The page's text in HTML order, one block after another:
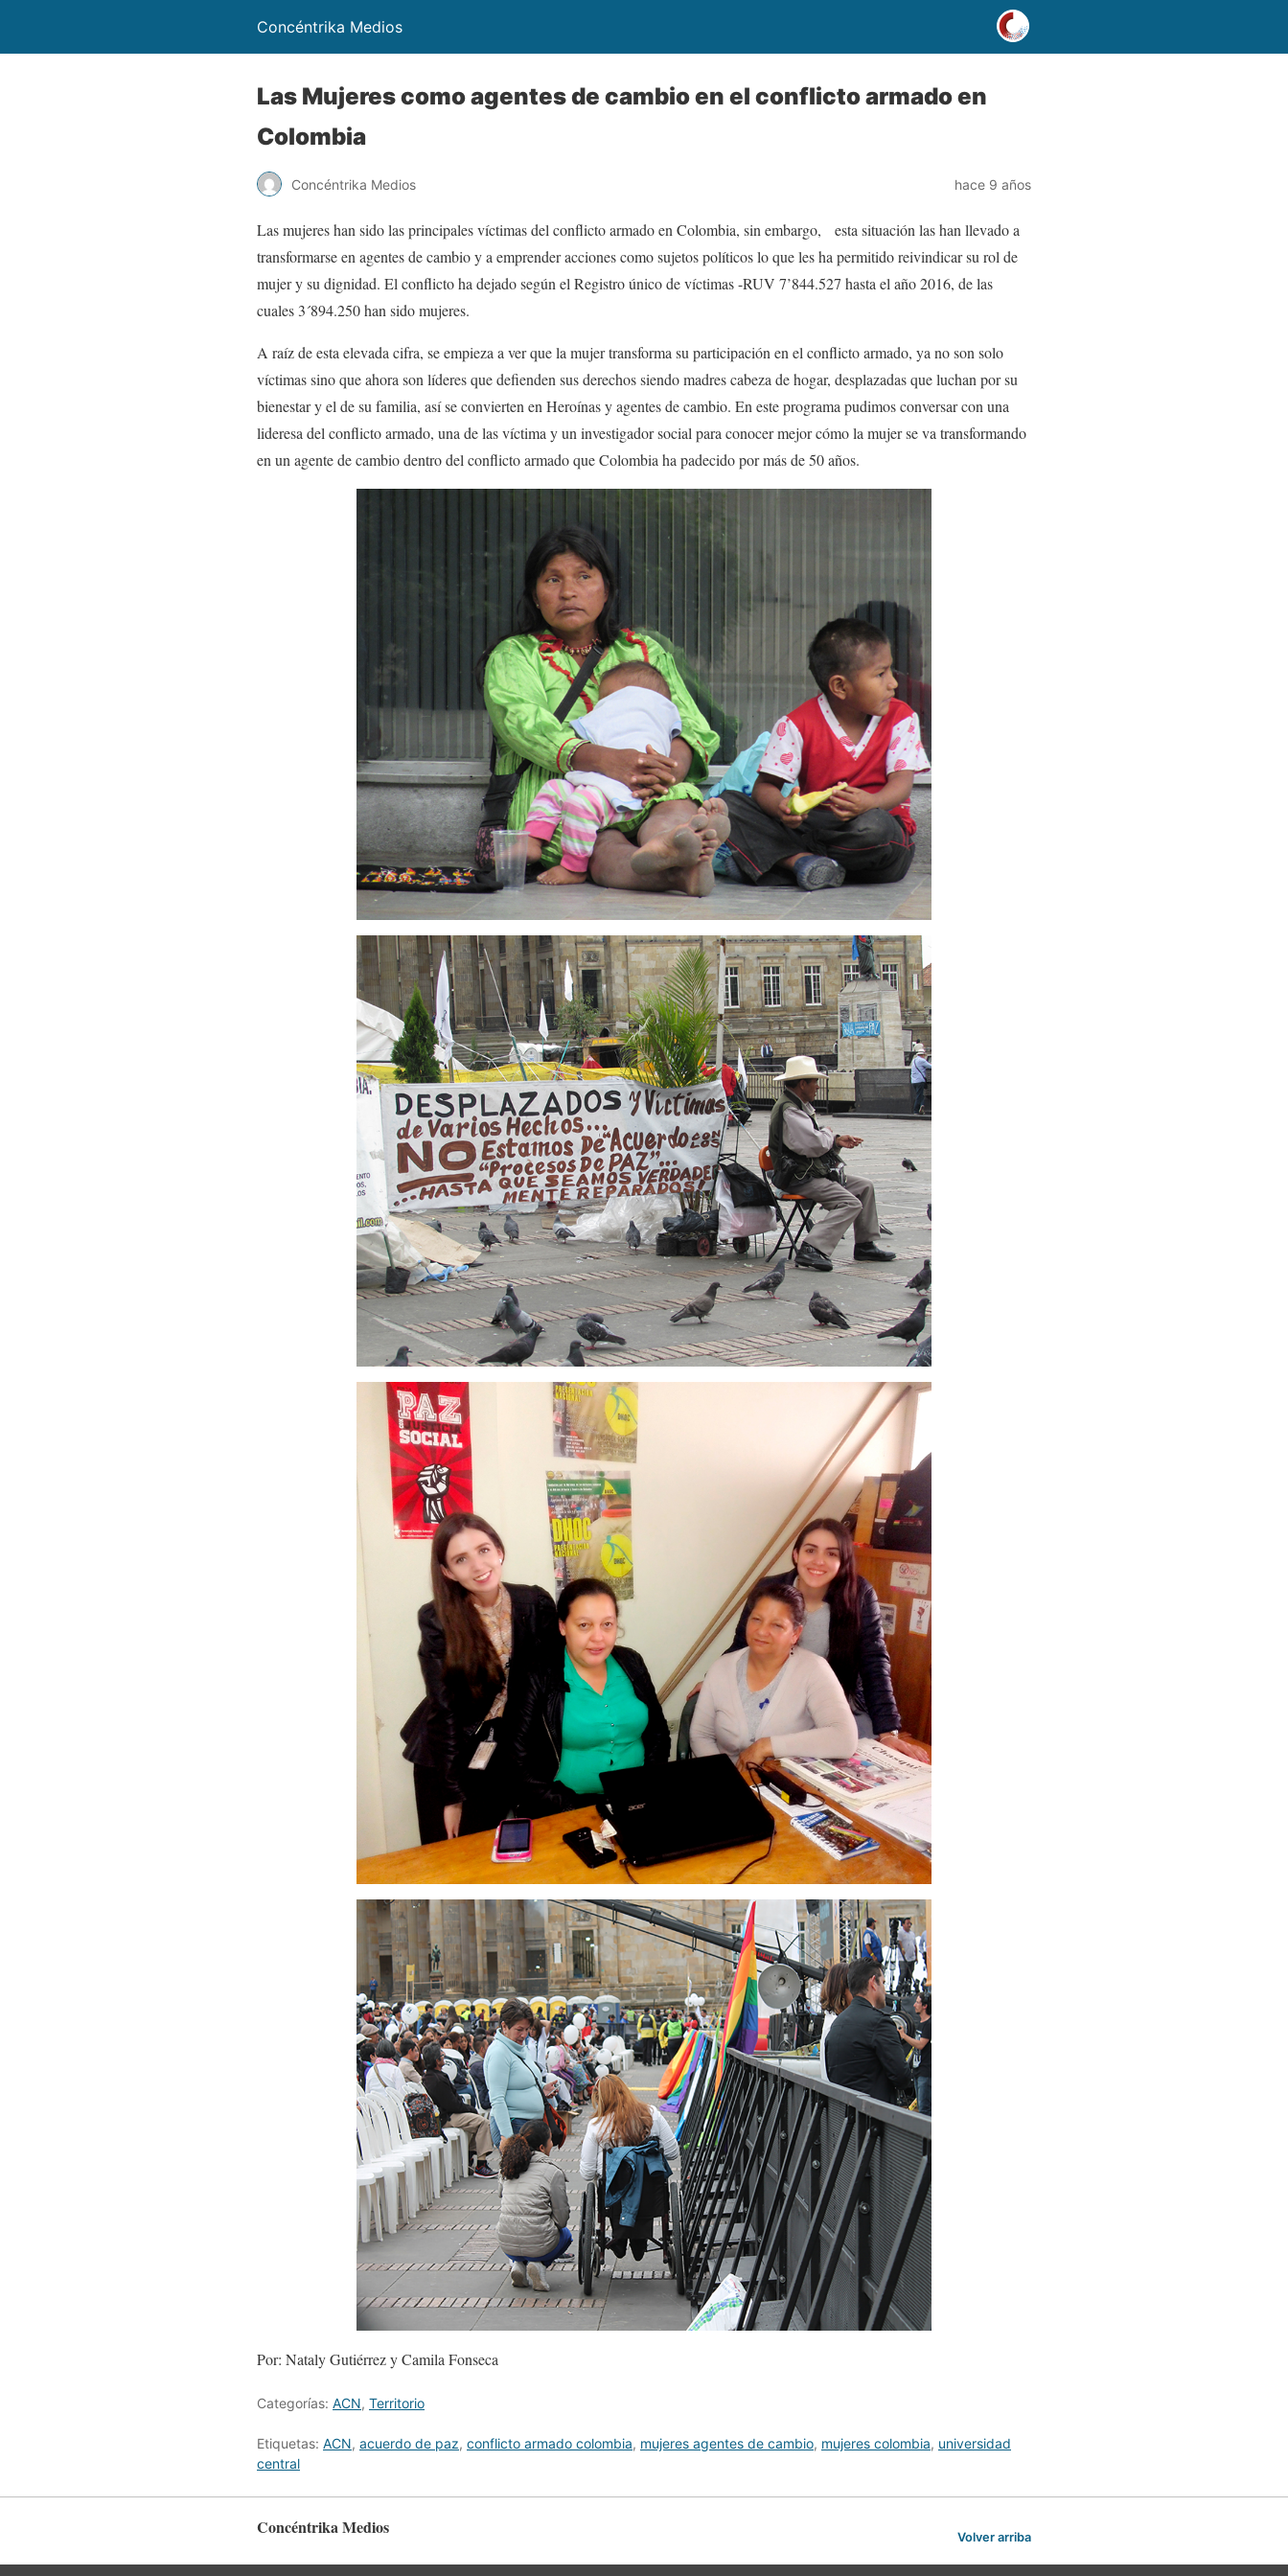
Concéntrika Medios
Las Mujeres como agentes de cambio en el conflicto armado en
Colombia
Concéntrika Medios hace 9 años
Las mujeres han sido las principales víctimas del conflicto armado en Colombia, sin embargo, esta situación las han llevado a
transformarse en agentes de cambio y a emprender acciones como sujetos políticos lo que les ha permitido reivindicar su rol de
mujer y su dignidad. El conflicto ha dejado según el Registro único de víctimas -RUV 7’844.527 hasta el año 2016, de las
cuales 3´894.250 han sido mujeres.
A raíz de esta elevada cifra, se empieza a ver que la mujer transforma su participación en el conflicto armado, ya no son solo
víctimas sino que ahora son líderes que defienden sus derechos siendo madres cabeza de hogar, desplazadas que luchan por su
bienestar y el de su familia, así se convierten en Heroínas y agentes de cambio. En este programa pudimos conversar con una
lideresa del conflicto armado, una de las víctima y un investigador social para conocer mejor cómo la mujer se va transformando
en un agente de cambio dentro del conflicto armado que Colombia ha padecido por más de 50 años.
Por: Nataly Gutiérrez y Camila Fonseca
Categorías: ACN, Territorio
Etiquetas: ACN, acuerdo de paz, conflicto armado colombia, mujeres agentes de cambio, mujeres colombia, universidad
central
Concéntrika Medios Volver arriba